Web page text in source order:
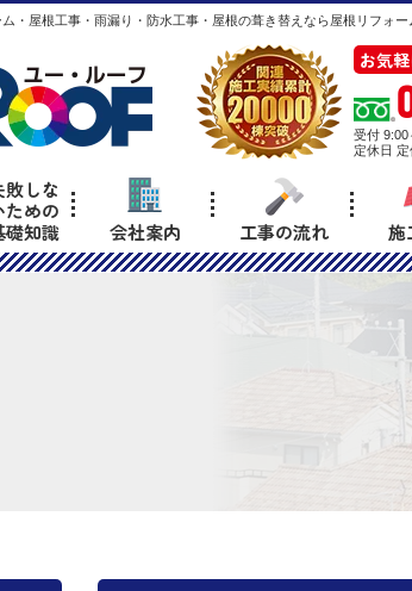
・屋根工事・雨漏り・防水工事・屋根の葺き替えなら屋根リフォ
お気
受付 9:00
定休日
敗しな
ための
礎知識
会社案内 工事の流れ 施